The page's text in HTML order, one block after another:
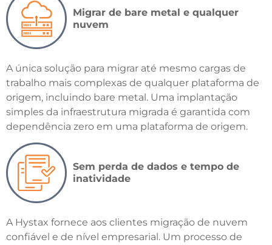
Migrar de bare metal e qualquer
nuvem
A única solução para migrar até mesmo cargas de
trabalho mais complexas de qualquer plataforma de
origem, incluindo bare metal. Uma implantação
simples da infraestrutura migrada é garantida com
dependência zero em uma plataforma de origem.
Sem perda de dados e tempo de
inatividade
A Hystax fornece aos clientes migração de nuvem
confiável e de nível empresarial. Um processo de